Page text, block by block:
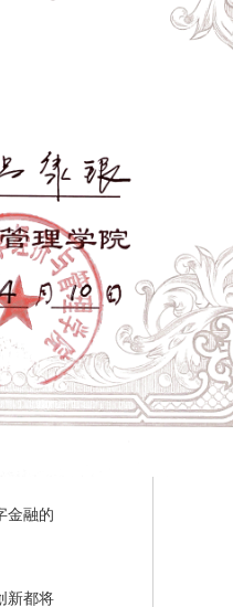
金融的
新都将